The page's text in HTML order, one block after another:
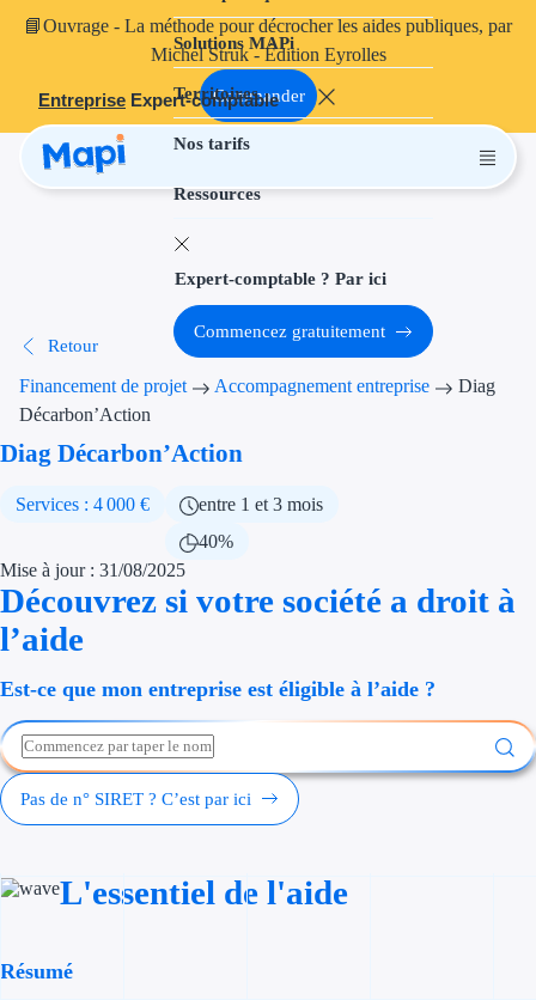
📘Ouvrage - La méthode pour décrocher les aides publiques, par
Michel Struk - Édition Eyrolles
Commander
Entreprise Expert-comptable
Solutions MAPi
Territoires
Nos tarifs
Ressources
Projets finançables
Aides à
Aides
Thématiques
Financement
Aides RSE
Création
Cession
Expert-comptable ? Par ici
Commencez gratuitement
Retour
Financement de projet Accompagnement entreprise
Diag
Décarbon’Action
Diag Décarbon’Action
Services : 4 000 €
entre 1 et 3 mois
40%
Mise à jour : 31/08/2025
Découvrez si votre société a droit à
l’aide
Est-ce que mon entreprise est éligible à l’aide ?
Pas de n° SIRET ? C’est par ici
L'essentiel de l'aide
Résumé